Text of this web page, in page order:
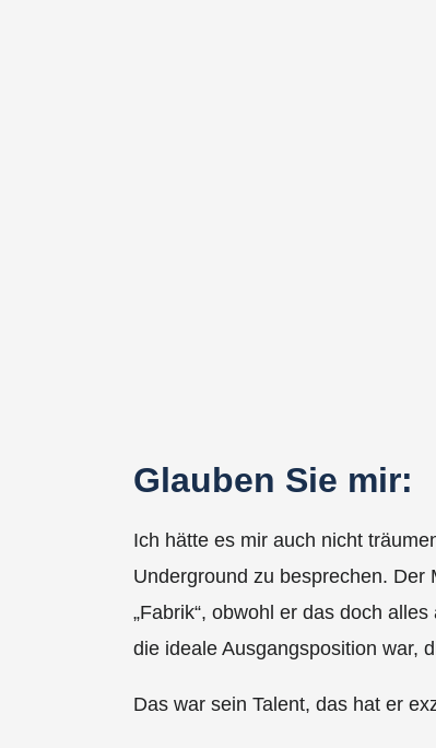
Glauben Sie mir:
Ich hätte es mir auch nicht
Underground zu besprechen. Der
„Fabrik“, obwohl er das doch
die ideale Ausgangsposition war,
Das war sein Talent, das hat er